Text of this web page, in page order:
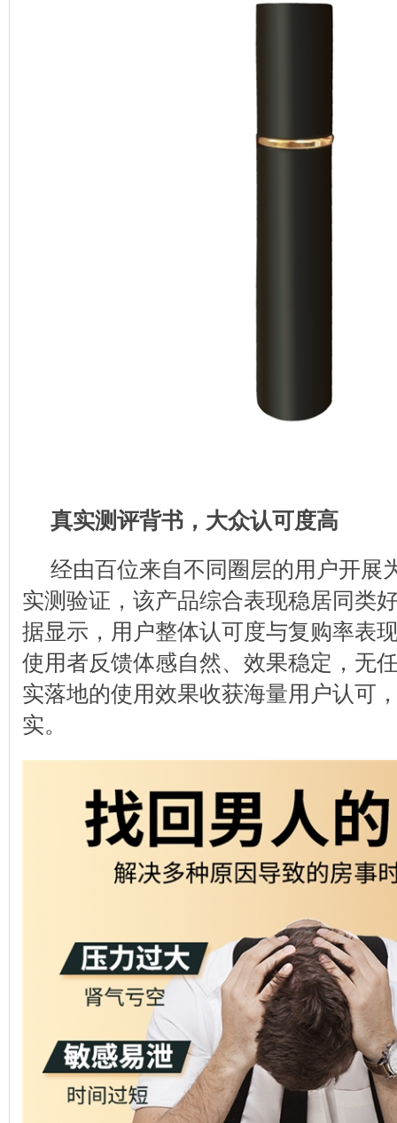
真实测评背书，大众认可度高
经由百位来自不同圈层的用户开展
实测验证，该产品综合表现稳居同类
据显示，用户整体认可度与复购率表
使用者反馈体感自然、效果稳定，无
实落地的使用效果收获海量用户认可
实。